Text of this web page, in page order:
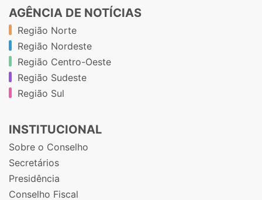
AGÊNCIA DE NOTÍCIAS
Região Norte
Região Nordeste
Região Centro-Oeste
Região Sudeste
Região Sul
INSTITUCIONAL
Sobre o Conselho
Secretários
Presidência
Conselho Fiscal